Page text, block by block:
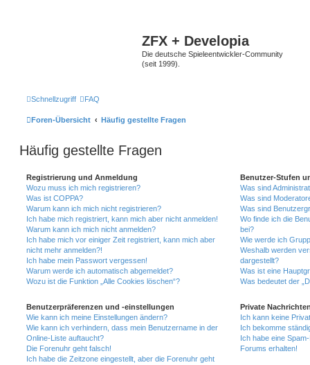
ZFX + Developia
Die deutsche Spieleentwickler-Community
(seit 1999).
Schnellzugriff FAQ
Foren-Übersicht Häufig gestellte Fragen
Häufig gestellte Fragen
Registrierung und Anmeldung
Wozu muss ich mich registrieren?
Was ist COPPA?
Warum kann ich mich nicht registrieren?
Ich habe mich registriert, kann mich aber nicht anmelden!
Warum kann ich mich nicht anmelden?
Ich habe mich vor einiger Zeit registriert, kann mich aber
nicht mehr anmelden?!
Ich habe mein Passwort vergessen!
Warum werde ich automatisch abgemeldet?
Wozu ist die Funktion „Alle Cookies löschen“?
Benutzerpräferenzen und -einstellungen
Wie kann ich meine Einstellungen ändern?
Wie kann ich verhindern, dass mein Benutzername in der
Online-Liste auftaucht?
Die Forenuhr geht falsch!
Ich habe die Zeitzone eingestellt, aber die Forenuhr geht
Benutzer-Stufen
Was sind
Was sind
Was sind
Wo finde ich die
bei?
Wie werde ich
Weshalb werden
dargestellt?
Was ist eine
Was bedeutet der
Private
Ich kann keine
Ich bekomme
Ich habe eine
Forums erhalten!